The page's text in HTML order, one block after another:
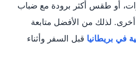
أو طقس أكثر برودة مع ضباب
لذلك من الأفضل متابعة
في بريطانيا قبل السفر وأثناء